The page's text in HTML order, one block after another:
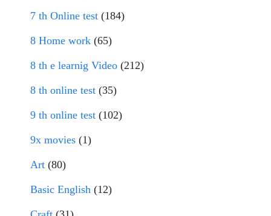
7 th Online test (184)
8 Home work (65)
8 th e learnig Video (212)
8 th online test (35)
9 th online test (102)
9x movies (1)
Art (80)
Basic English (12)